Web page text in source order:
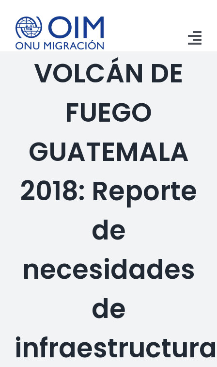
contenido
Remesas
Emergencias
VOLCÁN DE
FUEGO
GUATEMALA
2018: Reporte
de
necesidades
de
infraestructura